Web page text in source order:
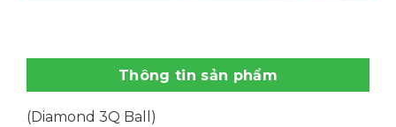
Thông tin sản phẩm
(Diamond 3Q Ball)